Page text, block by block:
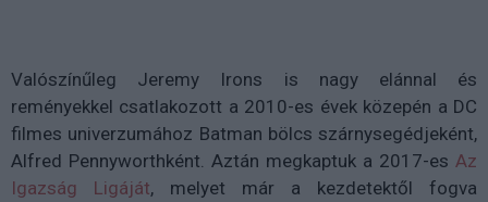
Valószínűleg Jeremy Irons is nagy elánnal és
reményekkel csatlakozott a 2010-es évek közepén a DC
filmes univerzumához Batman bölcs szárnysegédjeként,
Alfred Pennyworthként. Aztán megkaptuk a 2017-es Az
Igazság Ligáját, melyet már a kezdetektől fogva